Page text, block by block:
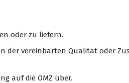
oder zu liefern.
der vereinbarten Qualität oder
auf die OMZ über.